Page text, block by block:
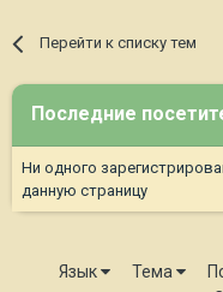
Перейти к списку тем
Последние
Ни одного
данную страницу
Язык Тема